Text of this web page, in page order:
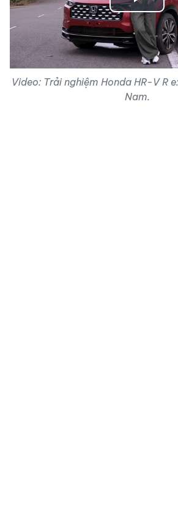
Play
Video: Trải nghiệm Honda HR-V R
Nam.